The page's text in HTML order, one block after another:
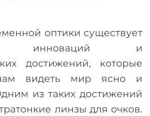
оптики существует
инноваций и
достижений, которые
видеть мир ясно и
из таких достижений
линзы для очков.